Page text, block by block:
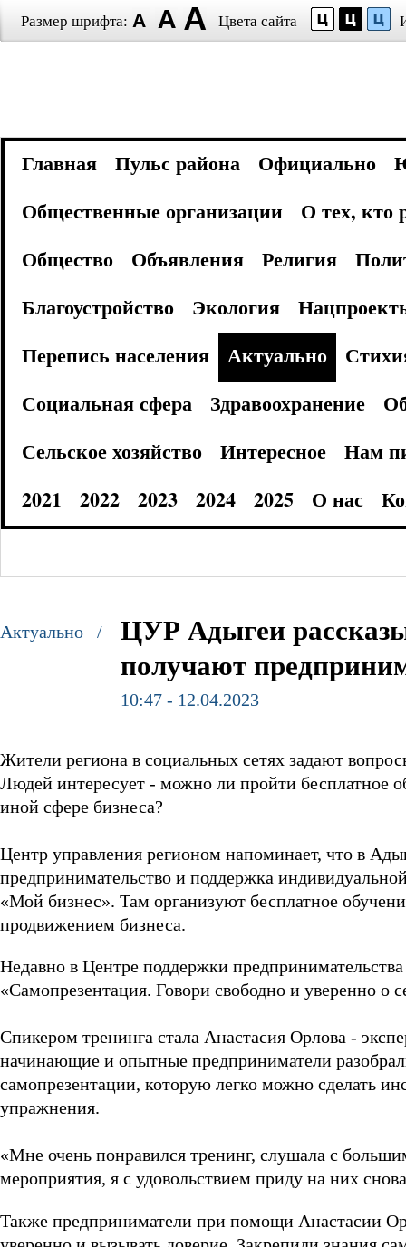
Размер шрифта: Цвета сайта
Главная Пульс района Официально
Общественные организации
О тех, кто
Общество
Объявления Религия
Благоустройство
Экология
Перепись населения
Актуально
Социальная сфера
Здравоохранение
Сельское хозяйство
Интересное
Нам
2021
2022 2023 2024 2025 О нас
Актуально /
ЦУР Адыгеи
получают
10:47 - 12.04.2023
Жители региона в социальных сетях задают
Людей интересует - можно ли пройти бесплатное
иной сфере бизнеса?
Центр управления регионом напоминает, что в
предпринимательство и поддержка
«Мой бизнес». Там организуют бесплатное
продвижением бизнеса.
Недавно в Центре поддержки
«Самопрезентация. Говори свободно и уверенно о
Спикером тренинга стала Анастасия Орлова -
начинающие и опытные предприниматели
самопрезентации, которую легко можно сделать
упражнения.
«Мне очень понравился тренинг, слушала с
мероприятия, я с удовольствием приду на них
Также предприниматели при помощи Анастасии